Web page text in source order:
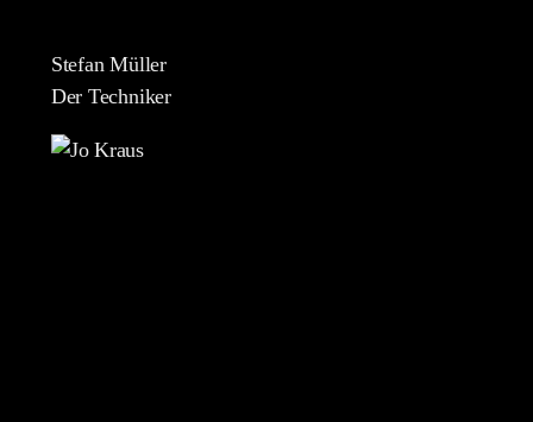
Stefan Müller
Der Techniker